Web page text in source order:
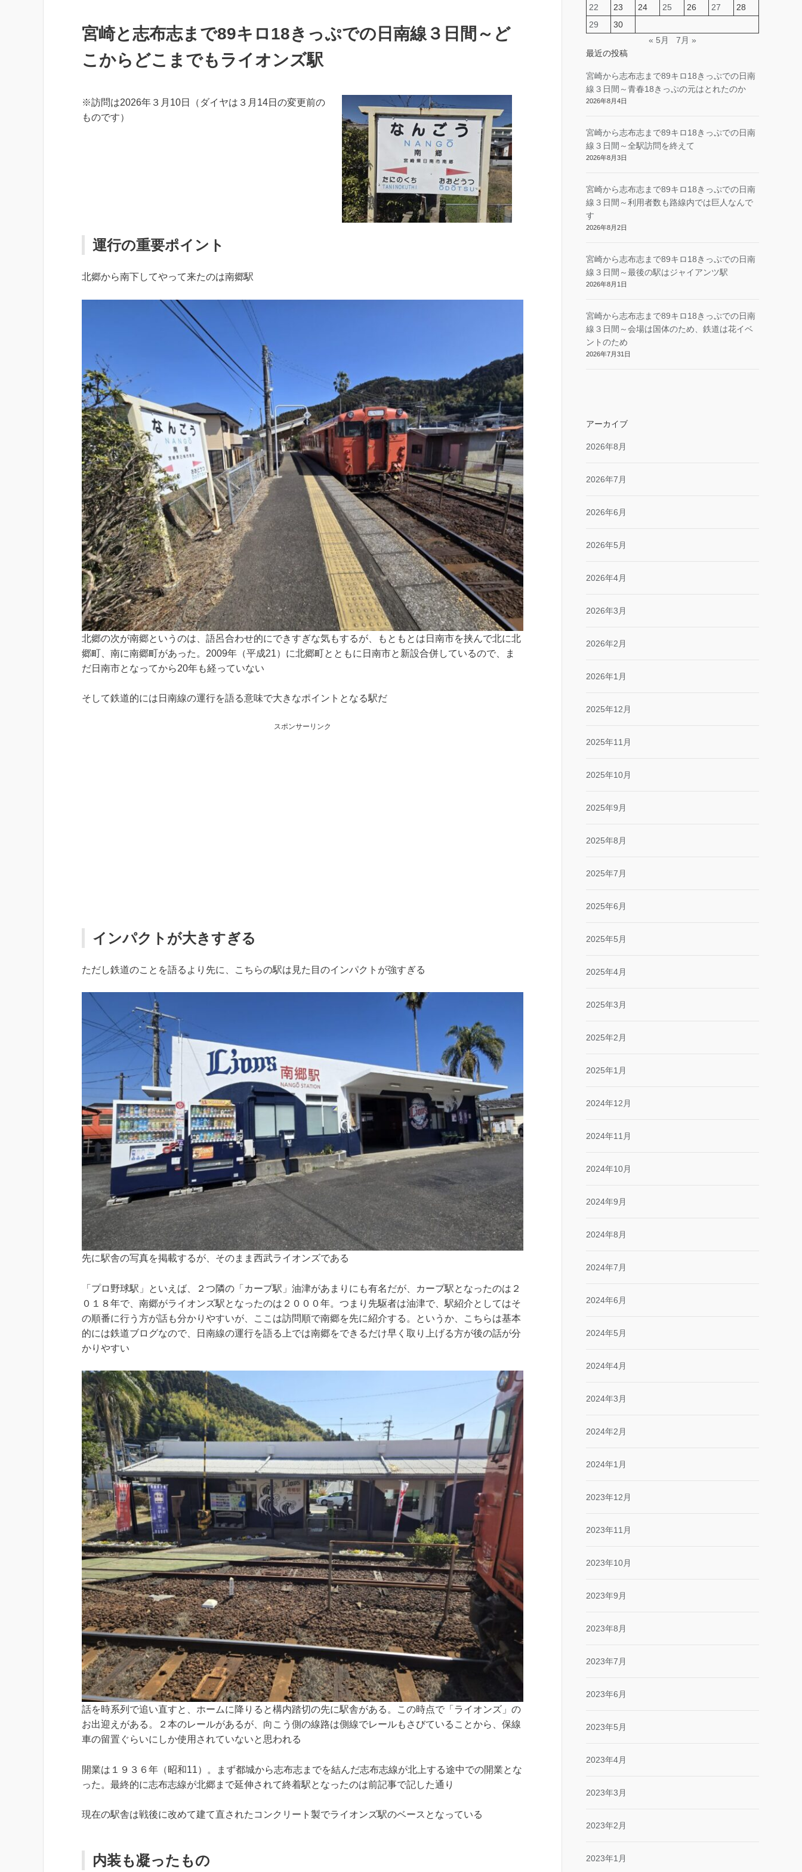
宮崎と志布志まで89キロ18きっぷでの日南線３日間～ど
こからどこまでもライオンズ駅
※訪問は2026年３月10日（ダイヤは３月14日の変更前の
ものです）
運行の重要ポイント
北郷から南下してやって来たのは南郷駅
北郷の次が南郷というのは、語呂合わせ的にできすぎな気もするが、もともとは日南市を挟んで北に北
郷町、南に南郷町があった。2009年（平成21）に北郷町とともに日南市と新設合併しているので、ま
だ日南市となってから20年も経っていない
そして鉄道的には日南線の運行を語る意味で大きなポイントとなる駅だ
スポンサーリンク
インパクトが大きすぎる
ただし鉄道のことを語るより先に、こちらの駅は見た目のインパクトが強すぎる
先に駅舎の写真を掲載するが、そのまま西武ライオンズである
「プロ野球駅」といえば、２つ隣の「カープ駅」油津があまりにも有名だが、カープ駅となったのは２
０１８年で、南郷がライオンズ駅となったのは２０００年。つまり先駆者は油津で、駅紹介としてはそ
の順番に行う方が話も分かりやすいが、ここは訪問順で南郷を先に紹介する。というか、こちらは基本
的には鉄道ブログなので、日南線の運行を語る上では南郷をできるだけ早く取り上げる方が後の話が分
かりやすい
話を時系列で追い直すと、ホームに降りると構内踏切の先に駅舎がある。この時点で「ライオンズ」の
お出迎えがある。２本のレールがあるが、向こう側の線路は側線でレールもさびていることから、保線
車の留置ぐらいにしか使用されていないと思われる
開業は１９３６年（昭和11）。まず都城から志布志までを結んだ志布志線が北上する途中での開業とな
った。最終的に志布志線が北郷まで延伸されて終着駅となったのは前記事で記した通り
現在の駅舎は戦後に改めて建て直されたコンクリート製でライオンズ駅のベースとなっている
内装も凝ったもの
22 23 24 25 26 27
28
29
30
« 5月
7月 »
最近の投稿
宮崎から志布志まで89キロ18きっぷでの日南
線３日間～青春18きっぷの元はとれたのか
2026年8月4日
宮崎から志布志まで89キロ18きっぷでの日南
線３日間～全駅訪問を終えて
2026年8月3日
宮崎から志布志まで89キロ18きっぷでの日南
線３日間～利用者数も路線内では巨人なんで
す
2026年8月2日
宮崎から志布志まで89キロ18きっぷでの日南
線３日間～最後の駅はジャイアンツ駅
2026年8月1日
宮崎から志布志まで89キロ18きっぷでの日南
線３日間～会場は国体のため、鉄道は花イベ
ントのため
2026年7月31日
アーカイブ
2026年8月
2026年7月
2026年6月
2026年5月
2026年4月
2026年3月
2026年2月
2026年1月
2025年12月
2025年11月
2025年10月
2025年9月
2025年8月
2025年7月
2025年6月
2025年5月
2025年4月
2025年3月
2025年2月
2025年1月
2024年12月
2024年11月
2024年10月
2024年9月
2024年8月
2024年7月
2024年6月
2024年5月
2024年4月
2024年3月
2024年2月
2024年1月
2023年12月
2023年11月
2023年10月
2023年9月
2023年8月
2023年7月
2023年6月
2023年5月
2023年4月
2023年3月
2023年2月
2023年1月